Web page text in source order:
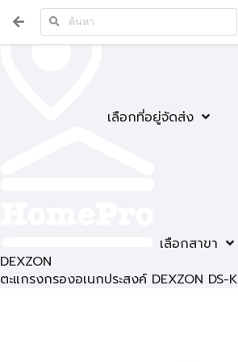
เลือกที่อยู่จัดส่ง
เลือกสาขา
DEXZON
ตะแกรงกรองอเนกประสงค์ DEXZON DS-